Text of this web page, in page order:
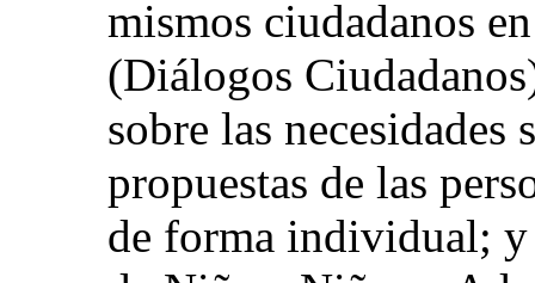
mismos ciudadanos
(Diálogos
sobre las
propuestas de las
de forma individual;